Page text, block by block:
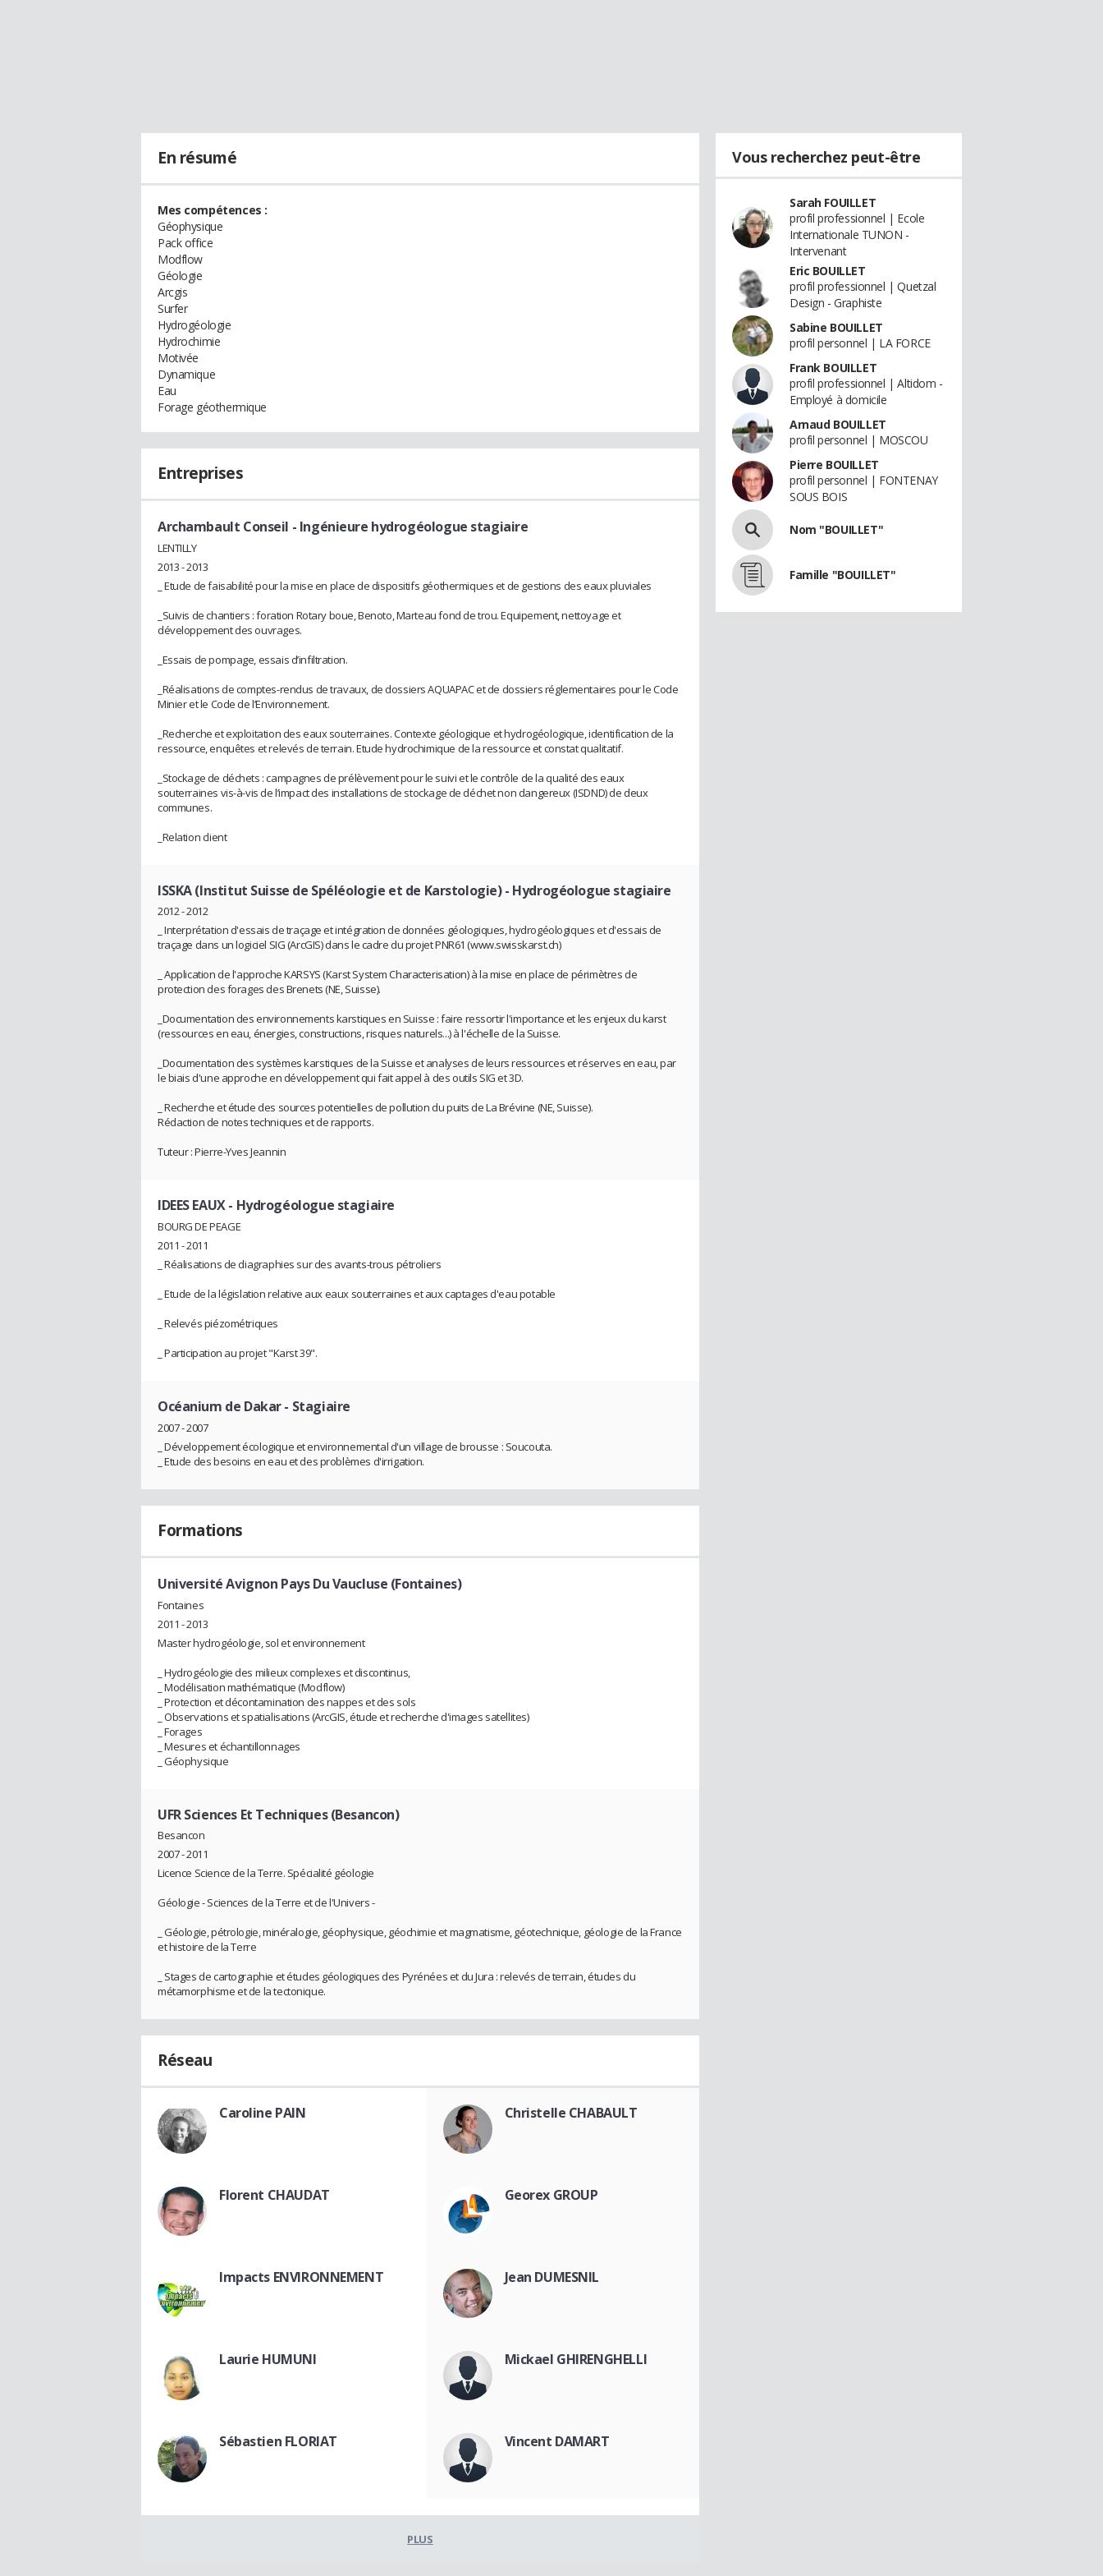
En résumé
Mes compétences :
Géophysique
Pack office
Modflow
Géologie
Arcgis
Surfer
Hydrogéologie
Hydrochimie
Motivée
Dynamique
Eau
Forage géothermique
Entreprises
Archambault Conseil - Ingénieure hydrogéologue stagiaire
LENTILLY
2013 - 2013
_ Etude de faisabilité pour la mise en place de dispositifs géothermiques et de gestions des eaux pluviales
_Suivis de chantiers : foration Rotary boue, Benoto, Marteau fond de trou. Equipement, nettoyage et
développement des ouvrages.
_Essais de pompage, essais d’infiltration.
_Réalisations de comptes-rendus de travaux, de dossiers AQUAPAC et de dossiers réglementaires pour le Code
Minier et le Code de l’Environnement.
_Recherche et exploitation des eaux souterraines. Contexte géologique et hydrogéologique, identification de la
ressource, enquêtes et relevés de terrain. Etude hydrochimique de la ressource et constat qualitatif.
_Stockage de déchets : campagnes de prélèvement pour le suivi et le contrôle de la qualité des eaux
souterraines vis-à-vis de l’impact des installations de stockage de déchet non dangereux (ISDND) de deux
communes.
_Relation client
ISSKA (Institut Suisse de Spéléologie et de Karstologie)- Hydrogéologue stagiaire
2012 - 2012
_ Interprétation d'essais de traçage et intégration de données géologiques, hydrogéologiques et d'essais de
traçage dans un logiciel SIG (ArcGIS) dans le cadre du projet PNR61 (www.swisskarst.ch)
_ Application de l'approche KARSYS (Karst System Characterisation) à la mise en place de périmètres de
protection des forages des Brenets (NE, Suisse).
_Documentation des environnements karstiques en Suisse : faire ressortir l'importance et les enjeux du karst
(ressources en eau, énergies, constructions, risques naturels...) à l'échelle de la Suisse.
_Documentation des systèmes karstiques de la Suisse et analyses de leurs ressources et réserves en eau, par
le biais d'une approche en développement qui fait appel à des outils SIG et 3D.
_ Recherche et étude des sources potentielles de pollution du puits de La Brévine (NE, Suisse).
Rédaction de notes techniques et de rapports.
Tuteur : Pierre-Yves Jeannin
IDEES EAUX- Hydrogéologue stagiaire
BOURG DE PEAGE
2011 - 2011
_ Réalisations de diagraphies sur des avants-trous pétroliers
_ Etude de la législation relative aux eaux souterraines et aux captages d'eau potable
_ Relevés piézométriques
_ Participation au projet "Karst 39".
Océanium de Dakar- Stagiaire
2007 - 2007
_ Développement écologique et environnemental d'un village de brousse : Soucouta.
_ Etude des besoins en eau et des problèmes d'irrigation.
Formations
Université Avignon Pays Du Vaucluse (Fontaines)
Fontaines
2011 - 2013
Master hydrogéologie, sol et environnement
_ Hydrogéologie des milieux complexes et discontinus,
_ Modélisation mathématique (Modflow)
_ Protection et décontamination des nappes et des sols
_ Observations et spatialisations (ArcGIS, étude et recherche d'images satellites)
_ Forages
_ Mesures et échantillonnages
_ Géophysique
UFR Sciences Et Techniques (Besancon)
Besancon
2007 - 2011
Licence Science de la Terre. Spécialité géologie
Géologie - Sciences de la Terre et de l'Univers -
_ Géologie, pétrologie, minéralogie, géophysique, géochimie et magmatisme, géotechnique, géologie de la France
et histoire de la Terre
_ Stages de cartographie et études géologiques des Pyrénées et du Jura : relevés de terrain, études du
métamorphisme et de la tectonique.
Réseau
Caroline PAIN Christelle CHABAULT
Florent CHAUDAT Georex GROUP
Impacts ENVIRONNEMENT Jean DUMESNIL
Laurie HUMUNI Mickael GHIRENGHELLI
Sébastien FLORIAT Vincent DAMART
PLUS
Vous recherchez peut-être
Sarah FOUILLET
profil professionnel | Ecole
Internationale TUNON -
Intervenant
Eric BOUILLET
profil professionnel | Quetzal
Design - Graphiste
Sabine BOUILLET
profil personnel | LA FORCE
Frank BOUILLET
profil professionnel | Altidom -
Employé à domicile
Arnaud BOUILLET
profil personnel | MOSCOU
Pierre BOUILLET
profil personnel | FONTENAY
SOUS BOIS
Nom "BOUILLET"
Famille "BOUILLET"